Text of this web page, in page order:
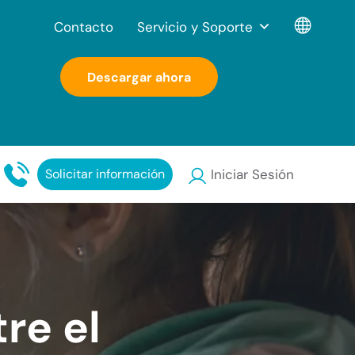
Descargar ahora
Solicitar información Iniciar Sesión
Contacto Servicio y Soporte
el